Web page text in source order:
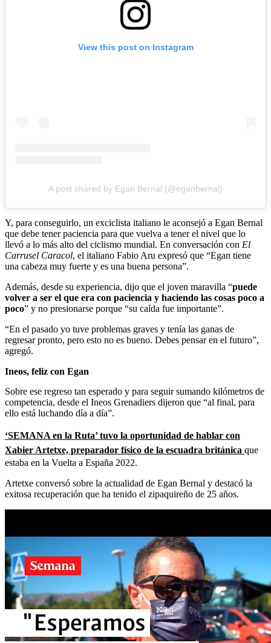
View this post on Instagram
A post shared by Egan Bernal (@eganbernal)
Y, para conseguirlo, un exciclista italiano le aconsejó a Egan Bernal
que debe tener paciencia para que vuelva a tener el nivel que lo
llevó a lo más alto del ciclismo mundial. En conversación con El
Carrusel Caracol, el italiano Fabio Aru expresó que “Egan tiene
una cabeza muy fuerte y es una buena persona”.
Además, desde su experiencia, dijo que el joven maravilla “puede
volver a ser el que era con paciencia y haciendo las cosas poco a
poco” y no presionarse porque “su caída fue importante”.
“En el pasado yo tuve problemas graves y tenía las ganas de
regresar pronto, pero esto no es bueno. Debes pensar en el futuro”,
agregó.
Ineos, feliz con Egan
Sobre ese regreso tan esperado y para seguir sumando kilómetros de
competencia, desde el Ineos Grenadiers dijeron que “al final, para
ello está luchando día a día”.
‘SEMANA en la Ruta’ tuvo la oportunidad de hablar con
Xabier Artetxe, preparador físico de la escuadra británica que
estaba en la Vuelta a España 2022.
Artetxe conversó sobre la actualidad de Egan Bernal y destacó la
exitosa recuperación que ha tenido el zipaquireño de 25 años.